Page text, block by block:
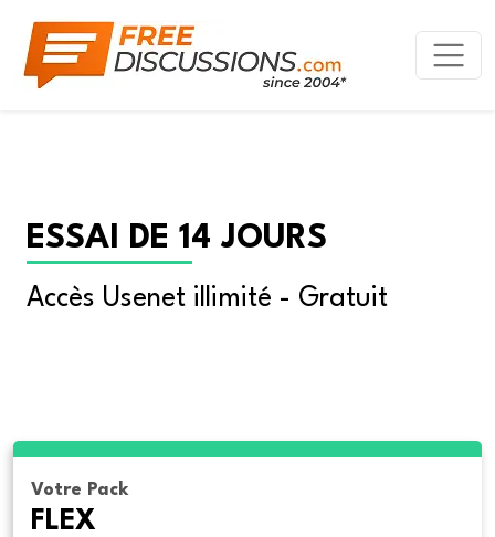
ESSAI DE 14 JOURS
Accès Usenet illimité - Gratuit
Votre Pack
FLEX